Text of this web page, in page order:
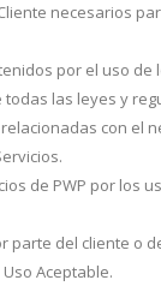
necesarios
por el uso de
todas las leyes y
con el
de PWP por los
parte del cliente o
Aceptable.